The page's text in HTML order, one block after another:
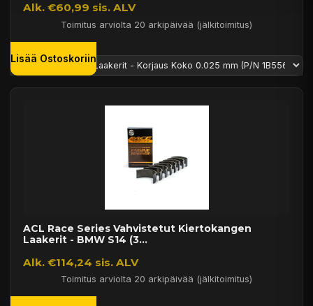
Alk. €60,99 sis. ALV
Toimitus arviolta 20 arkipäivää (jälkitoimitus)
Lisää Ostoskoriin
ACL Race Series Vahvistetut Kiertokangen
Laakerit - BMW S14 (3...
Alk. €114,24 sis. ALV
Toimitus arviolta 20 arkipäivää (jälkitoimitus)